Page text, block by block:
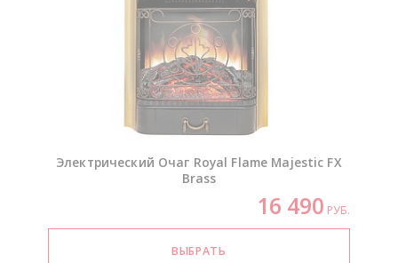
Электрический Очаг Royal Flame Majestic FX
Brass
16 490 РУБ.